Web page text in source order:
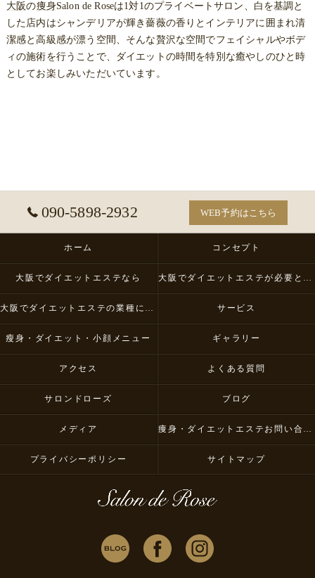
大阪の痩身Salon de Roseは1対1のプライベートサロン、白を基調と
した店内はシャンデリアが輝き薔薇の香りとインテリアに囲まれ清
潔感と高級感が漂う空間、そんな贅沢な空間でフェイシャルやボデ
ィの施術を行うことで、ダイエットの時間を特別な癒やしのひと時
としてお楽しみいただいています。
090-5898-2932 WEB予約はこちら
ホーム コンセプト
大阪でダイエットエステなら 大阪でダイエットエステが必要とされる理由
大阪でダイエットエステの業種について サービス
瘦身・ダイエット・小顔メニュー ギャラリー
アクセス よくある質問
サロンドローズ ブログ
メディア 痩身・ダイエットエステお問い合わせ
プライバシーポリシー サイトマップ